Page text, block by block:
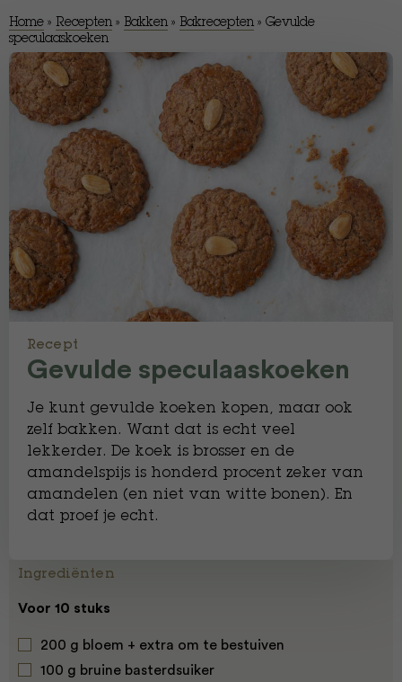
Home » Recepten » Bakken » Bakrecepten » Gevulde
speculaaskoeken
Recept
Gevulde speculaaskoeken
Je kunt gevulde koeken kopen, maar ook
zelf bakken. Want dat is echt veel
lekkerder. De koek is brosser en de
amandelspijs is honderd procent zeker van
amandelen (en niet van witte bonen). En
dat proef je echt.
Ingrediënten
Voor 10 stuks
200 g bloem + extra om te bestuiven
100 g bruine basterdsuiker